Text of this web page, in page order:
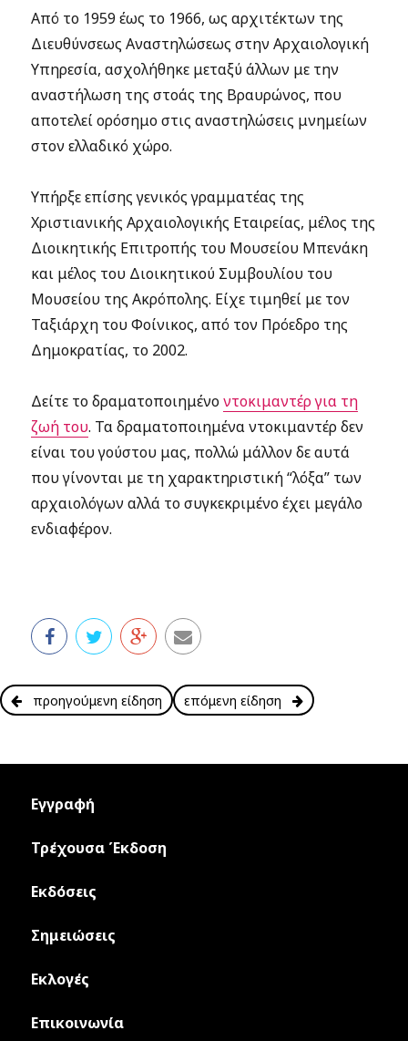
Από το 1959 έως το 1966, ως αρχιτέκτων της
Διευθύνσεως Αναστηλώσεως στην Αρχαιολογική
Υπηρεσία, ασχολήθηκε μεταξύ άλλων με την
αναστήλωση της στοάς της Βραυρώνος, που
αποτελεί ορόσημο στις αναστηλώσεις μνημείων
στον ελλαδικό χώρο.
Υπήρξε επίσης γενικός γραμματέας της
Χριστιανικής Αρχαιολογικής Εταιρείας, μέλος της
Διοικητικής Επιτροπής του Μουσείου Μπενάκη
και μέλος του Διοικητικού Συμβουλίου του
Μουσείου της Ακρόπολης. Είχε τιμηθεί με τον
Ταξιάρχη του Φοίνικος, από τον Πρόεδρο της
Δημοκρατίας, το 2002.
Δείτε το δραματοποιημένοντοκιμαντέρ για τη
ζωή του. Τα δραματοποιημένα ντοκιμαντέρ δεν
είναι του γούστου μας, πολλώ μάλλον δε αυτά
που γίνονται με τη χαρακτηριστική “λόξα” των
αρχαιολόγων αλλά το συγκεκριμένο έχει μεγάλο
ενδιαφέρον.
προηγούμενη είδηση επόμενη είδηση
Εγγραφή
Τρέχουσα Έκδοση
Εκδόσεις
Σημειώσεις
Εκλογές
Επικοινωνία